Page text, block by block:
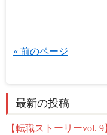
« 前のページ
最新の投稿
【転職ストーリーvol.